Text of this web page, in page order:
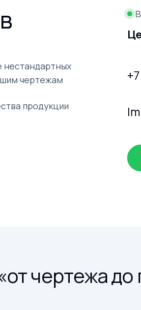
нестандартных
чертежам
продукции
чертежа до